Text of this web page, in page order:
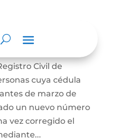
de Identidad
Civil de Nacimiento
legal del sexo que
Civil de
cuya cédula
de marzo de
un nuevo número
vez corregido el